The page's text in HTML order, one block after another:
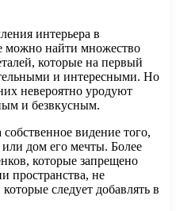
интерьера в
можно найти множество
которые на первый
и интересными. Но
невероятно уродуют
и безвкусным.
видение того,
дом его мечты. Более
которые запрещено
пространства, не
следует добавлять в